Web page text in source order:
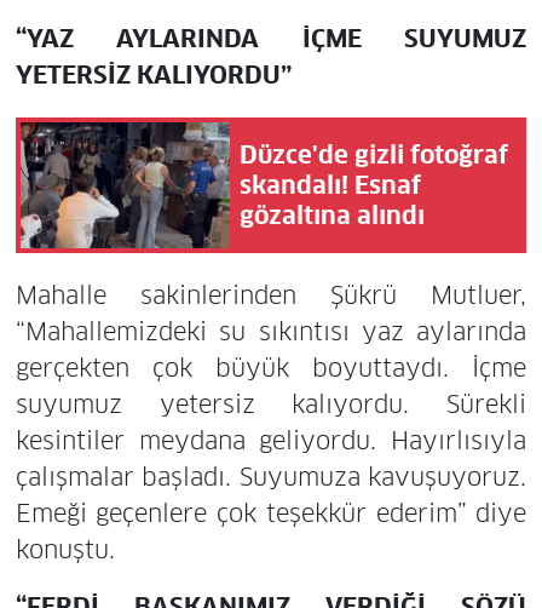
“YAZ AYLARINDA İÇME SUYUMUZ
YETERSİZ KALIYORDU”
Düzce'de gizli fotoğraf
skandalı! Esnaf
gözaltına alındı
Mahalle sakinlerinden Şükrü Mutluer,
“Mahallemizdeki su sıkıntısı yaz aylarında
gerçekten çok büyük boyuttaydı. İçme
suyumuz yetersiz kalıyordu. Sürekli
kesintiler meydana geliyordu. Hayırlısıyla
çalışmalar başladı. Suyumuza kavuşuyoruz.
Emeği geçenlere çok teşekkür ederim” diye
konuştu.